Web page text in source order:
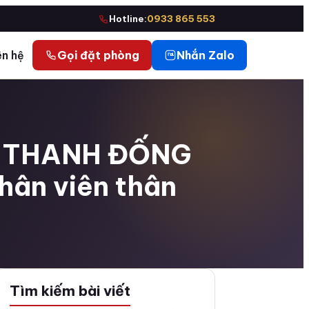
Hotline:0933 865 553
hệ Gọi đặt phòng Nhắn Zalo
ĐỐNG
viên thân
Tìm kiếm bài viết